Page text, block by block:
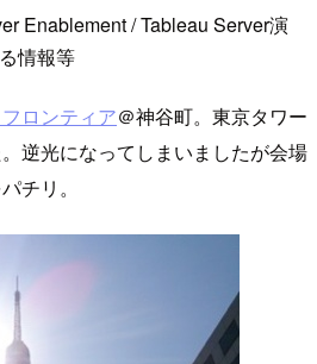
Enablement / Tableau Server演
情報等
ロンティア＠神谷町。東京タワー
逆光になってしまいましたが会場
チリ。